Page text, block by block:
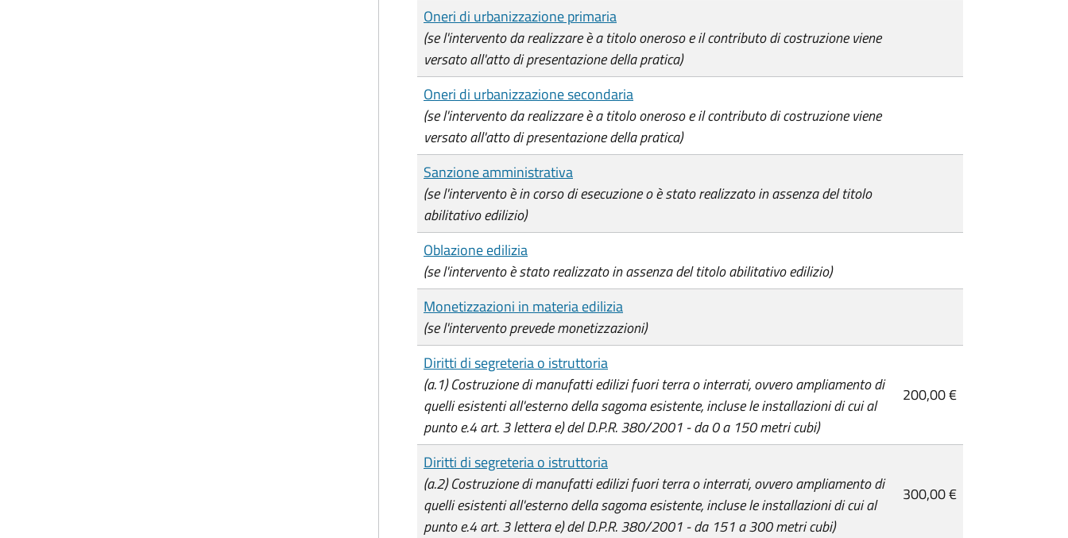
Oneri di urbanizzazione primaria
(se l'intervento da realizzare è a titolo oneroso e il contributo di costruzione viene
versato all'atto di presentazione della pratica)
Oneri di urbanizzazione secondaria
(se l'intervento da realizzare è a titolo oneroso e il contributo di costruzione viene
versato all'atto di presentazione della pratica)
Sanzione amministrativa
(se l'intervento è in corso di esecuzione o è stato realizzato in assenza del titolo
abilitativo edilizio)
Oblazione edilizia
(se l'intervento è stato realizzato in assenza del titolo abilitativo edilizio)
Monetizzazioni in materia edilizia
(se l'intervento prevede monetizzazioni)
Diritti di segreteria o istruttoria
(a.1) Costruzione di manufatti edilizi fuori terra o interrati, ovvero ampliamento di
quelli esistenti all'esterno della sagoma esistente, incluse le installazioni di cui al
punto e.4 art. 3 lettera e) del D.P.R. 380/2001 - da 0 a 150 metri cubi)
200,00 €
Diritti di segreteria o istruttoria
(a.2) Costruzione di manufatti edilizi fuori terra o interrati, ovvero ampliamento di
quelli esistenti all'esterno della sagoma esistente, incluse le installazioni di cui al
punto e.4 art. 3 lettera e) del D.P.R. 380/2001 - da 151 a 300 metri cubi)
300,00 €